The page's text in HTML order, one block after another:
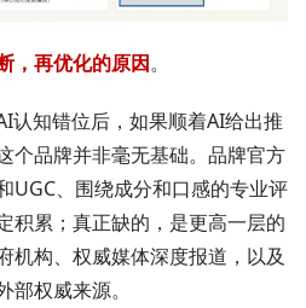
，再优化的原因。
认知错位后，如果顺着AI给出推
个品牌并非毫无基础。品牌官方
UGC、围绕成分和口感的专业评
积累；真正缺的，是更高一层的
构、权威媒体深度报道，以及
权威来源。